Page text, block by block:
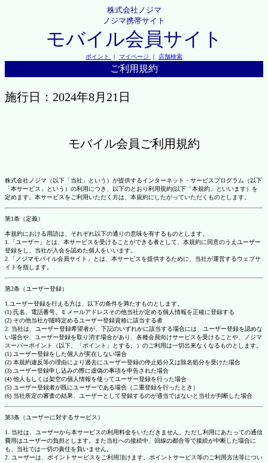
株式会社ノジマ
ノジマ携帯サイト
モバイル会員サイト
ポイント ｜ マイページ ｜ 店舗検索
ご利用規約
施行日：2024年8月21日
モバイル会員ご利用規約
株式会社ノジマ（以下「当社」という）が提供するインターネット・サービスプログラム（以下
「本サービス」という）の利用につき、以下のとおり利用規約(以下「本規約」といいます）を
定めます。本サービスをご利用いただく方は、本規約にしたがっていただくものとします。
第1条（定義）
本規約における用語は、それぞれ以下の通りの意味を有するものとします。
1.「ユーザー」とは、本サービスを受けることができる者として、本規約に同意のうえユーザー
登録をし、当社が入会を認めた個人をいいます。
2.「ノジマモバイル会員サイト」とは、本サービスを提供するために、当社が運営するウェブサ
イトを指します。
第2条（ユーザー登録）
1.ユーザー登録を行える方は、以下の条件を満たすものとします。
(1) 氏名、電話番号、Ｅメールアドレスその他当社が定める個人情報を正確に登録する
(2) その他当社が随時定めるユーザー登録資格に該当する者
2. 当社は、ユーザー登録希望者が、下記のいずれかに該当する場合には、ユーザー登録を認めな
い場合や、ユーザー登録を取り消す場合があり、各種会員向けサービスを受けることや、ノジマ
スーパーポイント（以下、「ポイント」とする。）のご利用は一切出来なくなるものとします。
(1) ユーザー登録をした個人が実在しない場合
(2) 本規約違反等の理由により過去にユーザー登録の停止処分又は除名処分を受けた場合
(3) ユーザー登録申し込みの際に虚偽の事項を申告された場合
(4) 他人もしくは架空の個人情報を使ってユーザー登録を行った場合
(5) ユーザー登録者が既にユーザーである場合（二重登録を行ったとき）
(6) 当社所定の審査の結果、ユーザーとして登録するのが適当ではないと当社が判断した場合
第3条（ユーザーに対するサービス）
1. 当社は、ユーザーから本サービスの利用料金をいただきません。ただし利用にあたっての通信
費用はユーザーの負担とします。また当社への接続中、回線の都合等で接続が中断した場合に
も、当社では一切の責任を負いません。
2. ユーザーは、ポイントサービスをご利用頂けます。ポイントサービス等のご利用方法等につい